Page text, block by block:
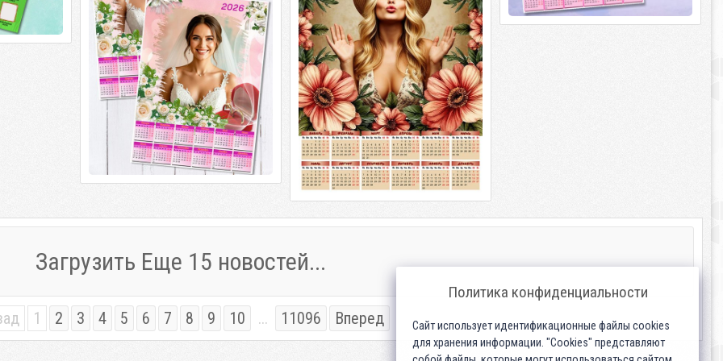
Загрузить Еще 15 новостей...
1 2 3 4 5 6 7 8 9 10 ... 11096 Вперед
Политика конфиденциальности
Сайт использует идентификационные файлы cookies
для хранения информации. "Cookies" представляют